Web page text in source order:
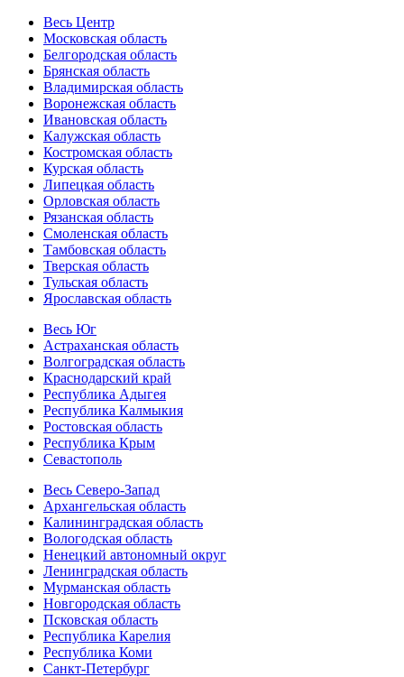
Весь Центр
Московская область
Белгородская область
Брянская область
Владимирская область
Воронежская область
Ивановская область
Калужская область
Костромская область
Курская область
Липецкая область
Орловская область
Рязанская область
Смоленская область
Тамбовская область
Тверская область
Тульская область
Ярославская область
Весь Юг
Астраханская область
Волгоградская область
Краснодарский край
Республика Адыгея
Республика Калмыкия
Ростовская область
Республика Крым
Севастополь
Весь Северо-Запад
Архангельская область
Калининградская область
Вологодская область
Ненецкий автономный округ
Ленинградская область
Мурманская область
Новгородская область
Псковская область
Республика Карелия
Республика Коми
Санкт-Петербург